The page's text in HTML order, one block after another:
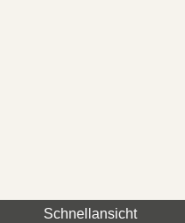
Schnellansicht